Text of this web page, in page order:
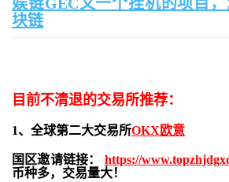
块链
目前不清退的交易所推荐：
1、全球第二大交易所OKX欧意
国区邀请链接： https://
币种多，交易量大！